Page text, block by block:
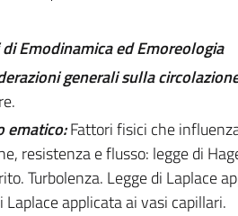
Emodinamica ed Emoreologia
generali sulla
ematico:Fattori fisici che
resistenza e flusso: legge di
Turbolenza. Legge di Laplace
Laplace applicata ai vasi capillari.